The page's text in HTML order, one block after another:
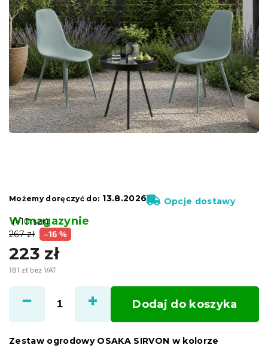
267 zł –16 %
223 zł
181 zł bez VAT
jednostkowa:
W magazynie
(>10 szt)
Możemy doręczyć do: 13.8.2026 Opcje dostawy
Dodaj do koszyka
Zestaw ogrodowy OSAKA SIRVON w kolorze